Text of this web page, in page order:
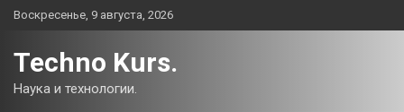
Перейти
Воскресенье, 9 августа, 2026
Techno Kurs.
Наука и технологии.